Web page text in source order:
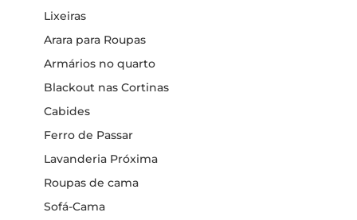
Lixeiras
Arara para Roupas
Armários no quarto
Blackout nas Cortinas
Cabides
Ferro de Passar
Lavanderia Próxima
Roupas de cama
Sofá-Cama